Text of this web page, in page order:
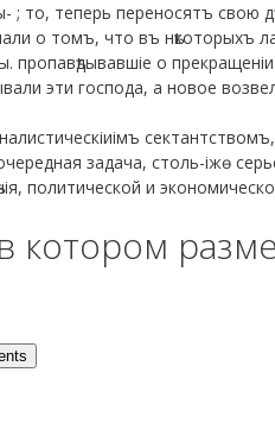
; то, теперь переносятъ свою
о томъ, что въ нѣкоторыхъ
о
эти господа, а новое
задача, столь-іжѳ
политической и
котором